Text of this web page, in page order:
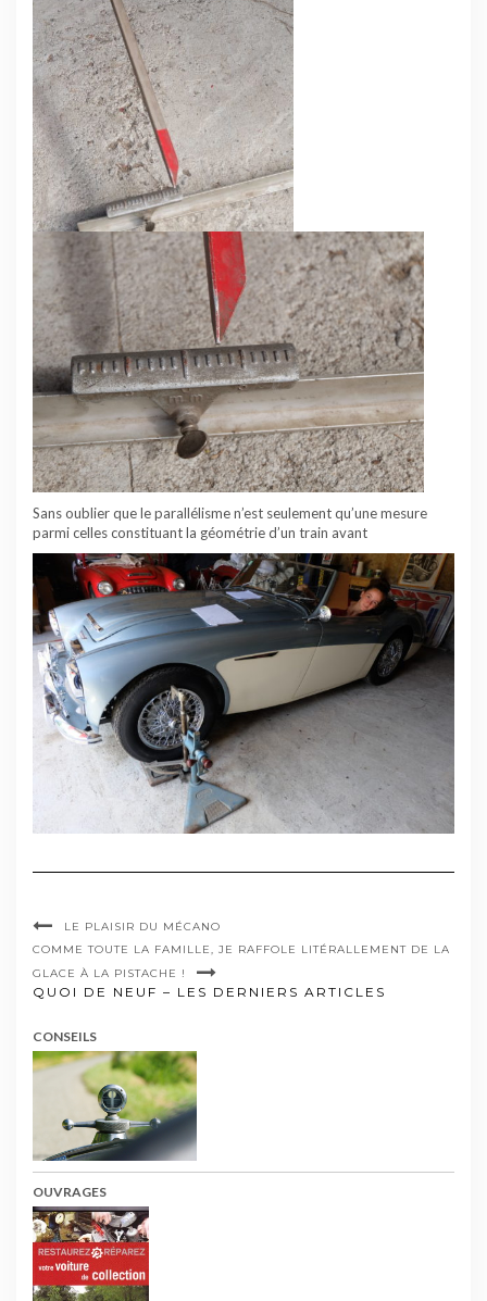
Sans oublier que le parallélisme n’est seulement qu’une mesure
parmi celles constituant la géométrie d’un train avant
LE PLAISIR DU MÉCANO
COMME TOUTE LA FAMILLE, JE RAFFOLE LITÉRALLEMENT DE LA
GLACE À LA PISTACHE !
QUOI DE NEUF – LES DERNIERS ARTICLES
CONSEILS
OUVRAGES